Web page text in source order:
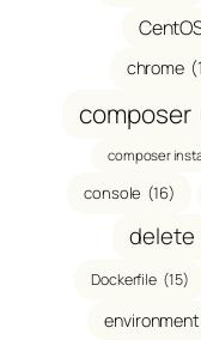
chrome
composer
composer
console (16)
delete
Dockerfile (15)